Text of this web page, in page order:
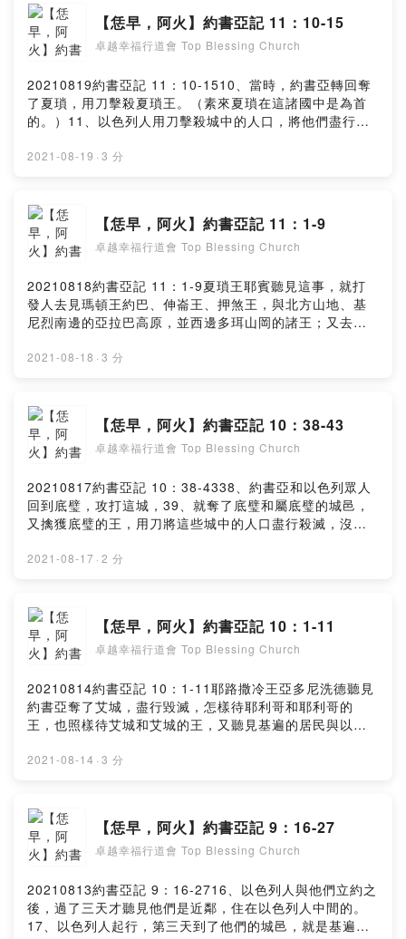
們心裡剛硬，來與以色列人爭戰，好叫他們盡被殺滅，不
蒙憐憫，正如耶和華所吩咐摩西的。21、當時約書亞來
到，將住山地、希伯崙、底璧、亞拿伯、猶大山地、以色
邑盡都毀滅。22、在以色列人的地沒有留下一個亞衲族
人，只在迦薩、迦特，和亞實突有留下的。23、這樣，約
書亞照著耶和華所吩咐摩西的一切話奪了那全地，就按著
有爭戰了。Powered by Firstory Hosting
【恁早，阿火】約書亞記 11：10-15
卓越幸福行道會 Top Blessing Church
20210819約書亞記 11：10-1510、當時，約書亞轉回奪
了夏瑣，用刀擊殺夏瑣王。（素來夏瑣在這諸國中是為首
的。）11、以色列人用刀擊殺城中的人口，將他們盡行殺
12、約書亞奪了這些王的一切城邑，擒獲其中的諸王，用
人都沒有焚燒。約書亞只將夏瑣焚燒了。14、那些城邑所
有的財物和牲畜，以色列人都取為自己的掠物；惟有一切
人口都用刀擊殺，直到殺盡；凡有氣息的沒有留下一個。
亞，約書亞也照樣行。凡耶和華所吩咐摩西的，約書亞沒
有一件懈怠不行的。Powered by Firstory Hosting
2021-08-19 · 3 分
【恁早，阿火】約書亞記 11：1-9
卓越幸福行道會 Top Blessing Church
20210818約書亞記 11：1-9夏瑣王耶賓聽見這事，就打
發人去見瑪頓王約巴、伸崙王、押煞王，與北方山地、基
尼烈南邊的亞拉巴高原，並西邊多珥山岡的諸王；又去見
人、耶布斯人，並黑門山根米斯巴地的希未人。這些王和
人爭戰。耶和華對約書亞說：你不要因他們懼怕。明日這
時，我必將他們交付以色列人全然殺了。你要砍斷他們馬
的蹄筋，用火焚燒他們的車輛。於是約書亞率領一切兵
色列人手裡，以色列人就擊殺他們，追趕他們到西頓大
城，到米斯利弗瑪音，直到東邊米斯巴的平原，將他們擊
殺，沒有留下一個。約書亞就照耶和華所吩咐他的去行，
Firstory Hosting
2021-08-18 · 3 分
【恁早，阿火】約書亞記 10：38-43
卓越幸福行道會 Top Blessing Church
20210817約書亞記 10：38-4338、約書亞和以色列眾人
回到底璧，攻打這城，39、就奪了底璧和屬底璧的城邑，
又擒獲底璧的王，用刀將這些城中的人口盡行殺滅，沒有
立拿王一樣。40、這樣，約書亞擊殺全地的人，就是山
吩咐的。41、約書亞從加低斯巴尼亞攻擊到迦薩，又攻擊
歌珊全地，直到基遍。42、約書亞一時殺敗了這些王，並
奪了他們的地，因為耶和華─以色列的神為以色列爭戰。
by Firstory Hosting
2021-08-17 · 2 分
【恁早，阿火】約書亞記 10：1-11
卓越幸福行道會 Top Blessing Church
20210814約書亞記 10：1-11耶路撒冷王亞多尼洗德聽見
約書亞奪了艾城，盡行毀滅，怎樣待耶利哥和耶利哥的
王，也照樣待艾城和艾城的王，又聽見基遍的居民與以色
座大城，如都城一般，比艾城更大，並且城內的人都是勇
求你們上來幫助我，我們好攻打基遍，因為他們與約書亞
和以色列人立了和約。於是五個亞摩利王，就是耶路撒冷
王、希伯崙王、耶末王、拉吉王、伊磯倫王，大家聚集，
就打發人往吉甲的營中去見約書亞，說：你不要袖手不顧
你的僕人，求你速速上來拯救我們，幫助我們，因為住山
地亞摩利人的諸王都聚集攻擊我們。於是約書亞和他一切
2021-08-14 · 3 分
【恁早，阿火】約書亞記 9：16-27
卓越幸福行道會 Top Blessing Church
20210813約書亞記 9：16-2716、以色列人與他們立約之
後，過了三天才聽見他們是近鄰，住在以色列人中間的。
17、以色列人起行，第三天到了他們的城邑，就是基遍、